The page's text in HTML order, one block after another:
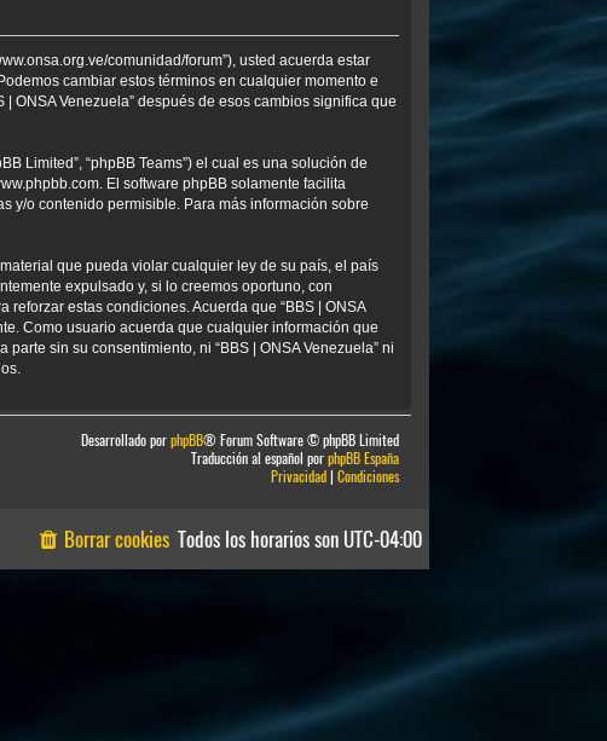
r
comunidad/forum”), usted acuerda estar
cambiar estos términos en cualquier momento e
ONSA Venezuela” después de esos cambios significa que
Limited”, “phpBB Teams”) el cual es una solución de
. El software phpBB solamente facilita
y/o contenido permisible. Para más información sobre
que pueda violar cualquier ley de su país, el país
expulsado y, si lo creemos oportuno, con
estas condiciones. Acuerda que “BBS | ONSA
Como usuario acuerda que cualquier información que
sin su consentimiento, ni “BBS | ONSA Venezuela” ni
Desarrollado porphpBB® Forum Software © phpBB Limited
Traducción al español porphpBB España
Privacidad| Condiciones
Todos los horarios son UTC-04:00
Borrar cookies